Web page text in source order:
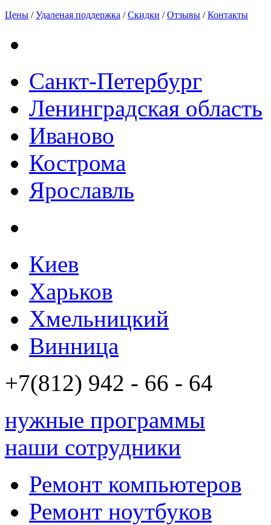
Цены /Удаленая поддержка /Скидки /Отзывы /Контакты
Санкт-Петербург
Ленинградская область
Иваново
Кострома
Ярославль
Киев
Харьков
Хмельницкий
Винница
+7(812) 942 - 66 - 64
нужные программы
наши сотрудники
Ремонт компьютеров
Ремонт ноутбуков